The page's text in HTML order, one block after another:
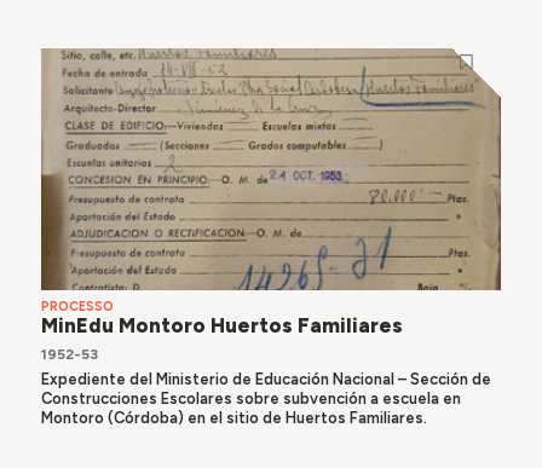
PROCESSO
MinEdu Montoro Huertos Familiares
1952-53
Expediente del Ministerio de Educación Nacional – Sección de
Construcciones Escolares sobre subvención a escuela en
Montoro (Córdoba) en el sitio de Huertos Familiares.